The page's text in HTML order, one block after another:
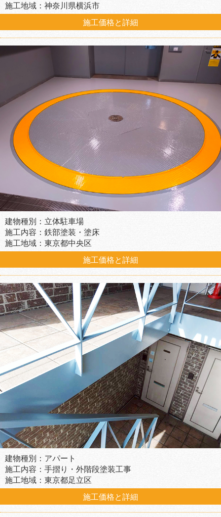
施工地域：神奈川県横浜市
施工価格と詳細
建物種別：立体駐車場
施工内容：鉄部塗装・塗床
施工地域：東京都中央区
施工価格と詳細
建物種別：アパート
施工内容：手摺り・外階段塗装工事
施工地域：東京都足立区
施工価格と詳細